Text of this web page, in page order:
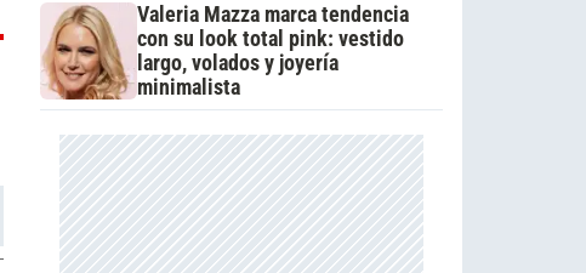
Valeria Mazza marca tendencia
con su look total pink: vestido
largo, volados y joyería
minimalista